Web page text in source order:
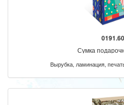
Сумка
Вырубка, ламинация,